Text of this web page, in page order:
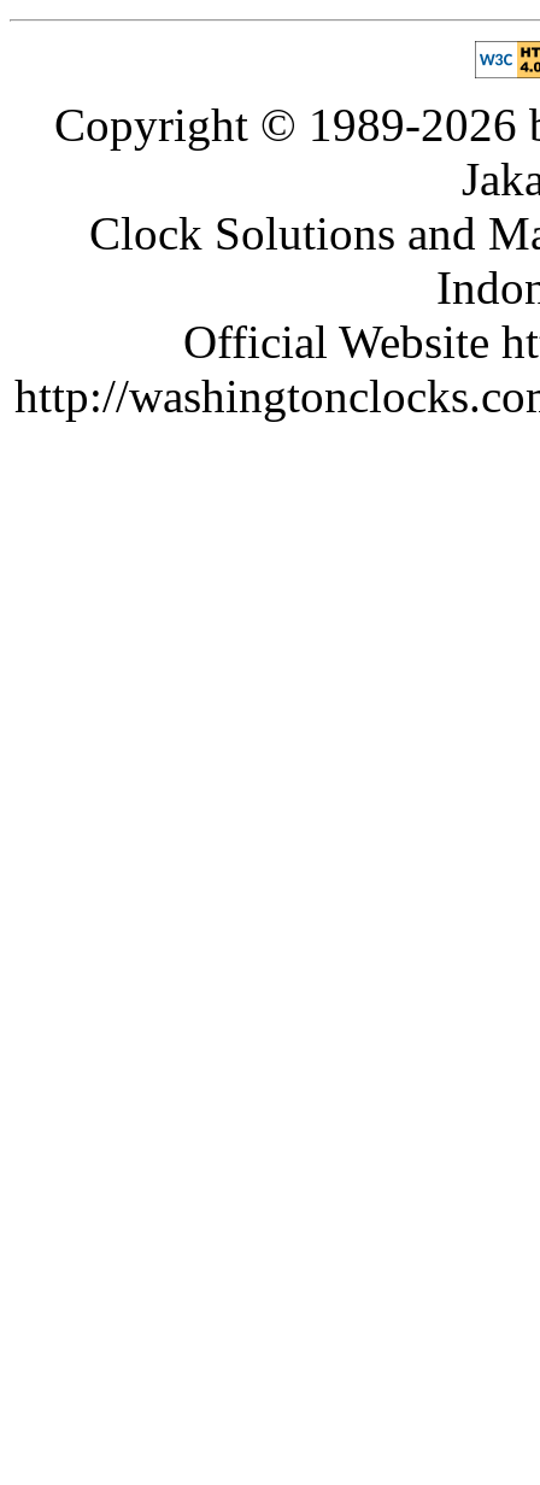
Copyright © 1989-2026
Clock Solutions and
Official Website
http://